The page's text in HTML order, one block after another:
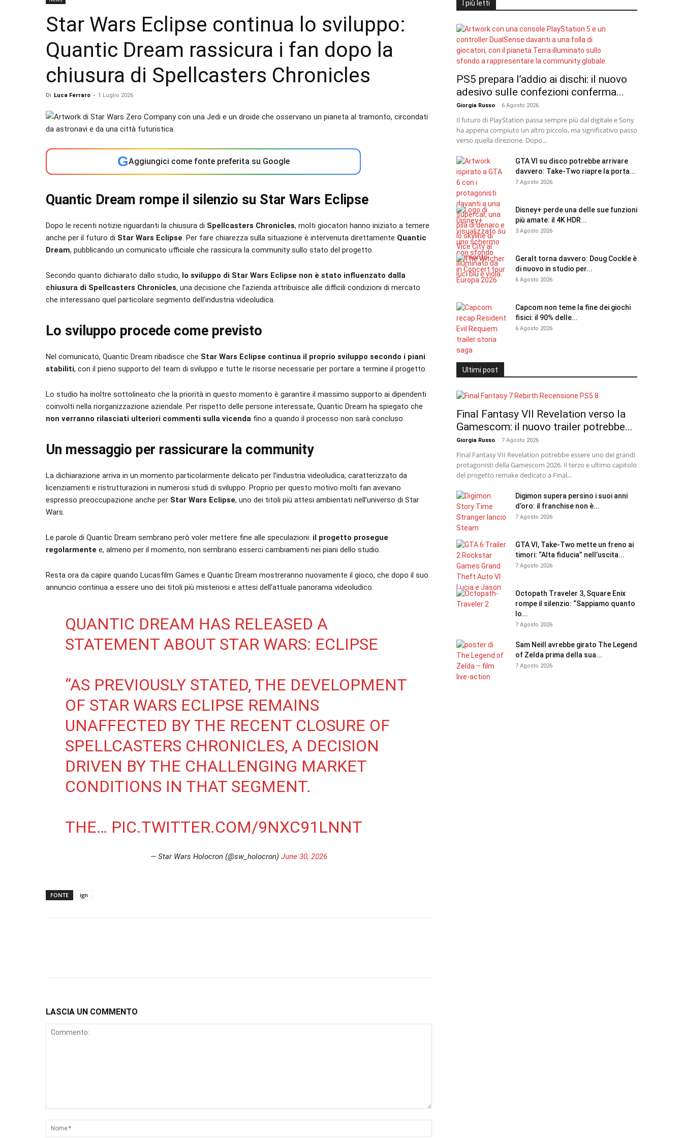
Star Wars Eclipse continua lo sviluppo:
Quantic Dream rassicura i fan dopo la
chiusura di Spellcasters Chronicles
Di Luca Ferraro - 1 Luglio 2026
GAggiungici come fonte preferita su Google
Quantic Dream rompe il silenzio su Star Wars Eclipse
Dopo le recenti notizie riguardanti la chiusura di Spellcasters Chronicles, molti giocatori hanno iniziato a temere
anche per il futuro di Star Wars Eclipse. Per fare chiarezza sulla situazione è intervenuta direttamente Quantic
Dream, pubblicando un comunicato ufficiale che rassicura la community sullo stato del progetto.
Secondo quanto dichiarato dallo studio, lo sviluppo di Star Wars Eclipse non è stato influenzato dalla
chiusura di Spellcasters Chronicles, una decisione che l’azienda attribuisce alle difficili condizioni di mercato
che interessano quel particolare segmento dell’industria videoludica.
Lo sviluppo procede come previsto
Nel comunicato, Quantic Dream ribadisce che Star Wars Eclipse continua il proprio sviluppo secondo i piani
stabiliti, con il pieno supporto del team di sviluppo e tutte le risorse necessarie per portare a termine il progetto.
Lo studio ha inoltre sottolineato che la priorità in questo momento è garantire il massimo supporto ai dipendenti
coinvolti nella riorganizzazione aziendale. Per rispetto delle persone interessate, Quantic Dream ha spiegato che
non verranno rilasciati ulteriori commenti sulla vicenda fino a quando il processo non sarà concluso.
Un messaggio per rassicurare la community
La dichiarazione arriva in un momento particolarmente delicato per l’industria videoludica, caratterizzato da
licenziamenti e ristrutturazioni in numerosi studi di sviluppo. Proprio per questo motivo molti fan avevano
espresso preoccupazione anche per Star Wars Eclipse, uno dei titoli più attesi ambientati nell’universo di Star
Wars.
Le parole di Quantic Dream sembrano però voler mettere fine alle speculazioni: il progetto prosegue
regolarmente e, almeno per il momento, non sembrano esserci cambiamenti nei piani dello studio.
Resta ora da capire quando Lucasfilm Games e Quantic Dream mostreranno nuovamente il gioco, che dopo il suo
annuncio continua a essere uno dei titoli più misteriosi e attesi dell’attuale panorama videoludico.
QUANTIC DREAM HAS RELEASED A
STATEMENT ABOUT STAR WARS: ECLIPSE
“AS PREVIOUSLY STATED, THE DEVELOPMENT
OF STAR WARS ECLIPSE REMAINS
UNAFFECTED BY THE RECENT CLOSURE OF
SPELLCASTERS CHRONICLES, A DECISION
DRIVEN BY THE CHALLENGING MARKET
CONDITIONS IN THAT SEGMENT.
THE… PIC.TWITTER.COM/9NXC91LNNT
— Star Wars Holocron (@sw_holocron) June 30, 2026
FONTE ign
LASCIA UN COMMENTO
I più letti
PS5 prepara l’addio ai dischi: il nuovo
adesivo sulle confezioni conferma...
Giorgia Russo - 6 Agosto 2026
Il futuro di PlayStation passa sempre più dal digitale e Sony
ha appena compiuto un altro piccolo, ma significativo passo
verso quella direzione. Dopo...
GTA VI su disco potrebbe arrivare
davvero: Take-Two riapre la porta...
7 Agosto 2026
Disney+ perde una delle sue funzioni
più amate: il 4K HDR...
3 Agosto 2026
Geralt torna davvero: Doug Cockle è
di nuovo in studio per...
6 Agosto 2026
Capcom non teme la fine dei giochi
fisici: il 90% delle...
6 Agosto 2026
Ultimi post
Final Fantasy VII Revelation verso la
Gamescom: il nuovo trailer potrebbe...
Giorgia Russo - 7 Agosto 2026
Final Fantasy VII Revelation potrebbe essere uno dei grandi
protagonisti della Gamescom 2026. Il terzo e ultimo capitolo
del progetto remake dedicato a Final...
Digimon supera persino i suoi anni
d’oro: il franchise non è...
7 Agosto 2026
GTA VI, Take-Two mette un freno ai
timori: “Alta fiducia” nell’uscita...
7 Agosto 2026
Octopath Traveler 3, Square Enix
rompe il silenzio: “Sappiamo quanto
lo...
7 Agosto 2026
Sam Neill avrebbe girato The Legend
of Zelda prima della sua...
7 Agosto 2026